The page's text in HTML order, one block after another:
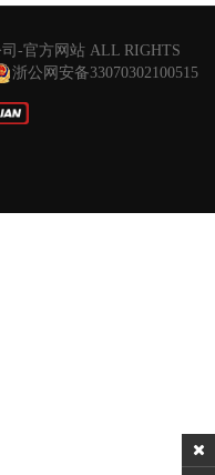
-官方网站 ALL RIGHTS
浙公网安备33070302100515